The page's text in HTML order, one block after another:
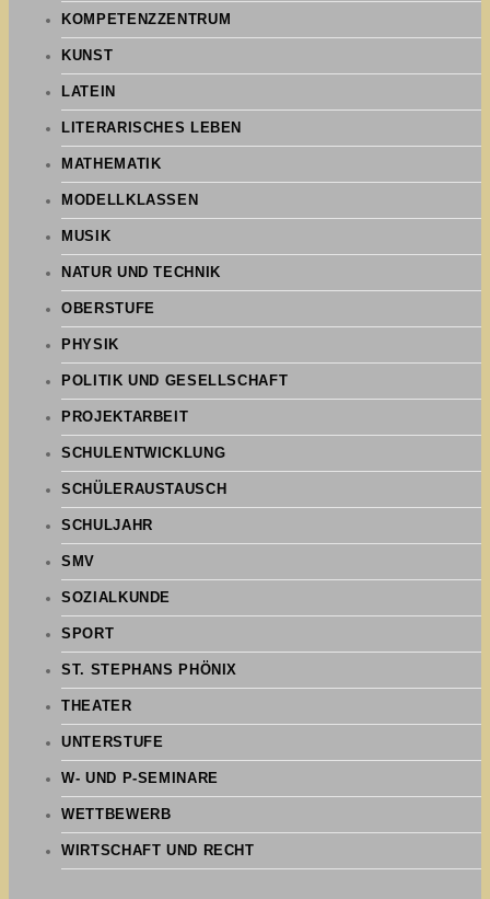
KOMPETENZZENTRUM
KUNST
LATEIN
LITERARISCHES LEBEN
MATHEMATIK
MODELLKLASSEN
MUSIK
NATUR UND TECHNIK
OBERSTUFE
PHYSIK
POLITIK UND GESELLSCHAFT
PROJEKTARBEIT
SCHULENTWICKLUNG
SCHÜLERAUSTAUSCH
SCHULJAHR
SMV
SOZIALKUNDE
SPORT
ST. STEPHANS PHÖNIX
THEATER
UNTERSTUFE
W- UND P-SEMINARE
WETTBEWERB
WIRTSCHAFT UND RECHT